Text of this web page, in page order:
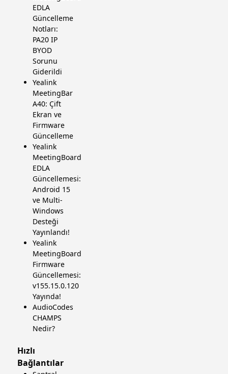
EDLA
Güncelleme
Notları:
PA20 IP
BYOD
Sorunu
Giderildi
Yealink
MeetingBar
A40: Çift
Ekran ve
Firmware
Güncelleme
Yealink
MeetingBoard
EDLA
Güncellemesi:
Android 15
ve Multi-
Windows
Desteği
Yayınlandı!
Yealink
MeetingBoard
Firmware
Güncellemesi:
v155.15.0.120
Yayında!
AudioCodes
CHAMPS
Nedir?
Hızlı
Bağlantılar